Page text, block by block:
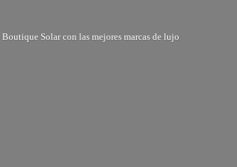
Boutique Solar con las mejores marcas de lujo